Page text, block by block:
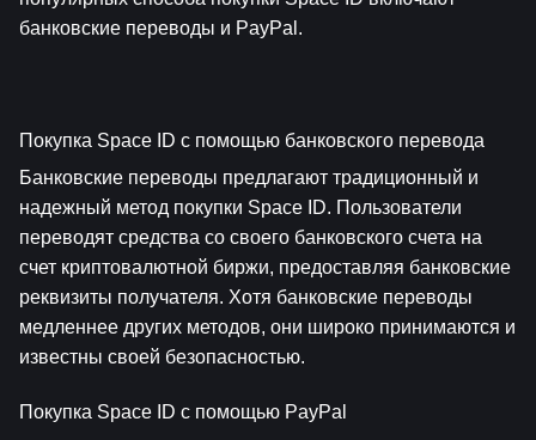
банковские переводы и PayPal.
Покупка Space ID с помощью банковского перевода
Банковские переводы предлагают традиционный и
надежный метод покупки Space ID. Пользователи
переводят средства со своего банковского счета на
счет криптовалютной биржи, предоставляя банковские
реквизиты получателя. Хотя банковские переводы
медленнее других методов, они широко принимаются и
известны своей безопасностью.
Покупка Space ID с помощью PayPal